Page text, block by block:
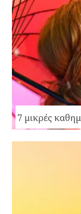
7 μικρές